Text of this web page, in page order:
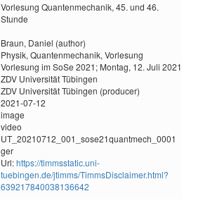
Vorlesung Quantenmechanik, 45. und 46.
Stunde
Braun, Daniel (author)
Physik, Quantenmechanik, Vorlesung
Vorlesung im SoSe 2021; Montag, 12. Juli 2021
ZDV Universität Tübingen
ZDV Universität Tübingen (producer)
2021-07-12
image
video
UT_20210712_001_sose21quantmech_0001
ger
Url:https://timmsstatic.uni-
tuebingen.de/jtimms/TimmsDisclaimer.html?
639217840038136642